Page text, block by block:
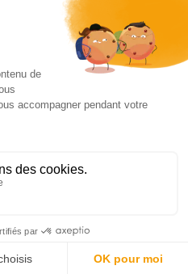
Sport Migennes
associations
d'adresse